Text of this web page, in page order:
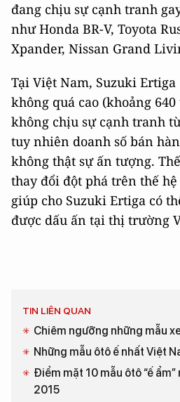
đang chịu sự cạnh tranh
như Honda BR-V, Toyota
Xpander, Nissan Grand
Tại Việt Nam, Suzuki
không quá cao (khoảng
không chịu sự cạnh tranh
tuy nhiên doanh số bán
không thật sự ấn tượng.
thay đổi đột phá trên thế
giúp cho Suzuki Ertiga có
được dấu ấn tại thị trường
TIN LIÊN QUAN
Chiêm ngưỡng những mẫu
Những mẫu ôtô ế nhất Việt
Điểm mặt 10 mẫu ôtô “ế
2015